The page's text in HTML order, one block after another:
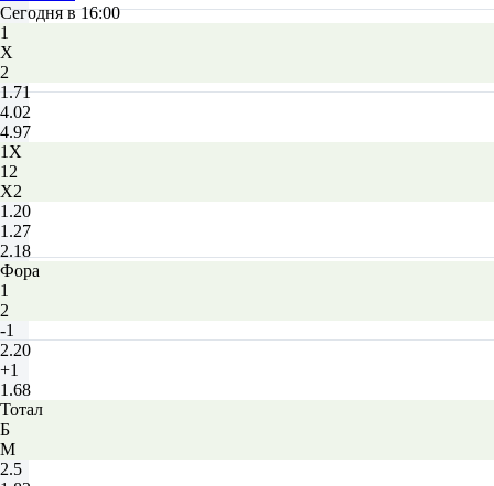
Сегодня в 16:00
1
Х
2
1.71
4.02
4.97
1X
12
X2
1.20
1.27
2.18
Фора
1
2
-1
2.20
+1
1.68
Тотал
Б
М
2.5